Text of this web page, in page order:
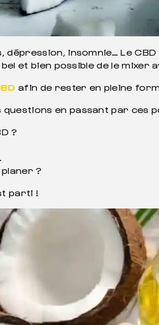
insomnie… Le CBD
et bien possible de le
afin de rester en pleine
en passant par ces
?
?
parti !